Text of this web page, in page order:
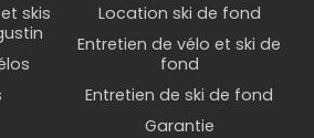
skis
Location ski de fond
Entretien de vélo et ski de
fond
Entretien de ski de fond
Garantie